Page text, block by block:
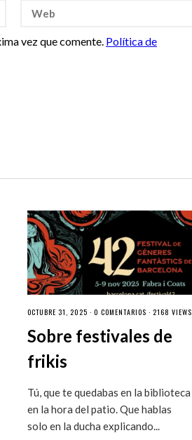
vez que comente. Política de
OCTUBRE 31, 2025 · 0 COMENTARIOS · 2168 VIEWS
Sobre festivales de
frikis
Tú, que te quedabas en la biblioteca
en la hora del patio. Que hablas
solo en la ducha explicando...